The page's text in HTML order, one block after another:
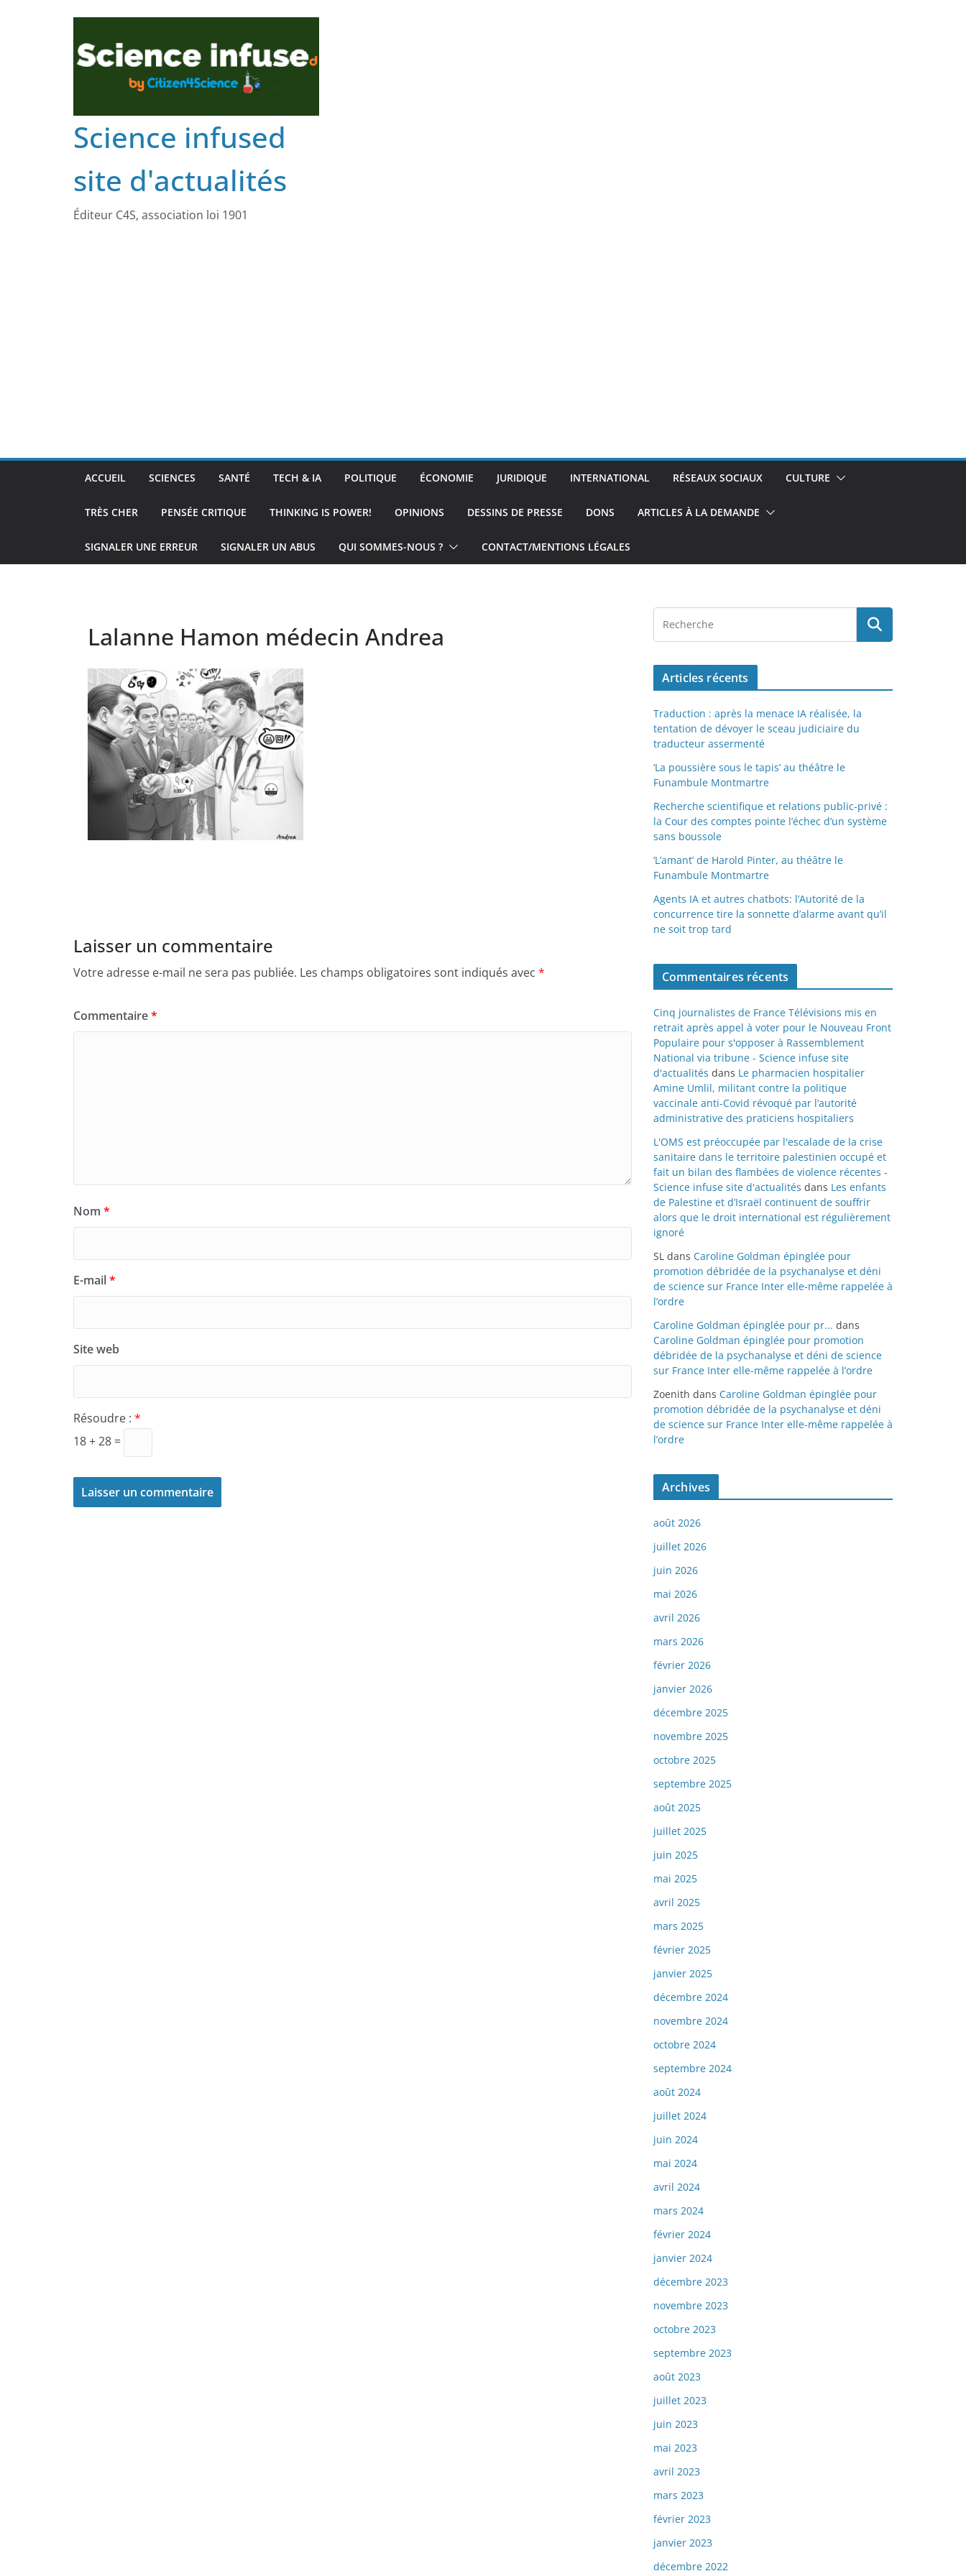
Science infused
site d'actualités
Éditeur C4S, association loi 1901
ACCUEIL SCIENCES SANTÉ TECH & IA POLITIQUE ÉCONOMIE JURIDIQUE INTERNATIONAL RÉSEAUX SOCIAUX CULTURE
TRÈS CHER PENSÉE CRITIQUE THINKING IS POWER! OPINIONS DESSINS DE PRESSE DONS ARTICLES À LA DEMANDE
SIGNALER UNE ERREUR SIGNALER UN ABUS QUI SOMMES-NOUS ? CONTACT/MENTIONS LÉGALES
Lalanne Hamon médecin Andrea
Laisser un commentaire
Votre adresse e-mail ne sera pas publiée. Les champs obligatoires sont indiqués avec *
Commentaire*
Nom *
E-mail*
Site web
Résoudre : *
18 + 28 =
Articles récents
Traduction : après la menace IA réalisée, la
tentation de dévoyer le sceau judiciaire du
traducteur assermenté
‘La poussière sous le tapis’ au théâtre le
Funambule Montmartre
Recherche scientifique et relations public-privé :
la Cour des comptes pointe l’échec d’un système
sans boussole
‘L’amant’ de Harold Pinter, au théâtre le
Funambule Montmartre
Agents IA et autres chatbots: l’Autorité de la
concurrence tire la sonnette d’alarme avant qu’il
ne soit trop tard
Commentaires récents
Cinq journalistes de France Télévisions mis en
retrait après appel à voter pour le Nouveau Front
Populaire pour s'opposer à Rassemblement
National via tribune - Science infuse site
d'actualités dans Le pharmacien hospitalier
Amine Umlil, militant contre la politique
vaccinale anti-Covid révoqué par l’autorité
administrative des praticiens hospitaliers
L'OMS est préoccupée par l'escalade de la crise
sanitaire dans le territoire palestinien occupé et
fait un bilan des flambées de violence récentes -
Science infuse site d'actualités dans Les enfants
de Palestine et d’Israël continuent de souffrir
alors que le droit international est régulièrement
ignoré
SL dans Caroline Goldman épinglée pour
promotion débridée de la psychanalyse et déni
de science sur France Inter elle-même rappelée à
l’ordre
Caroline Goldman épinglée pour pr... dans
Caroline Goldman épinglée pour promotion
débridée de la psychanalyse et déni de science
sur France Inter elle-même rappelée à l’ordre
Zoenith dans Caroline Goldman épinglée pour
promotion débridée de la psychanalyse et déni
de science sur France Inter elle-même rappelée à
l’ordre
Archives
août 2026
juillet 2026
juin 2026
mai 2026
avril 2026
mars 2026
février 2026
janvier 2026
décembre 2025
novembre 2025
octobre 2025
septembre 2025
août 2025
juillet 2025
juin 2025
mai 2025
avril 2025
mars 2025
février 2025
janvier 2025
décembre 2024
novembre 2024
octobre 2024
septembre 2024
août 2024
juillet 2024
juin 2024
mai 2024
avril 2024
mars 2024
février 2024
janvier 2024
décembre 2023
novembre 2023
octobre 2023
septembre 2023
août 2023
juillet 2023
juin 2023
mai 2023
avril 2023
mars 2023
février 2023
janvier 2023
décembre 2022